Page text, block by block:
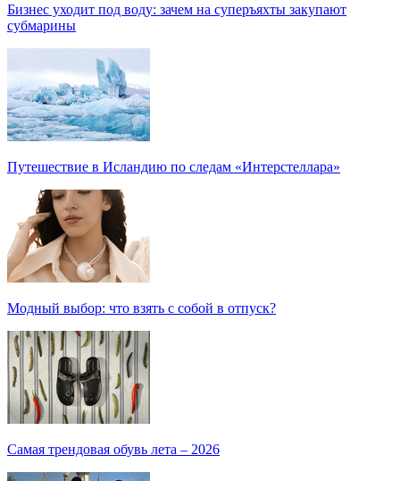
Бизнес уходит под воду: зачем на суперъяхты закупают
субмарины
Путешествие в Исландию по следам «Интерстеллара»
Модный выбор: что взять с собой в отпуск?
Самая трендовая обувь лета – 2026